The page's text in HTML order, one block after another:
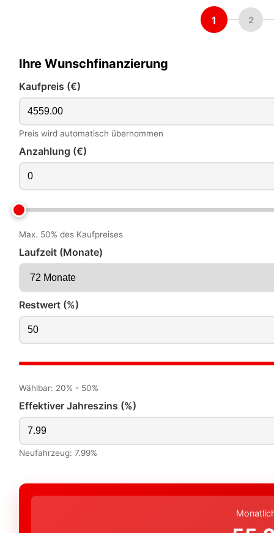
1 2
Ihre Wunschfinanzierung
Kaufpreis (€)
Preis wird automatisch übernommen
Anzahlung (€)
Max. 50% des Kaufpreises
Laufzeit (Monate)
Restwert (%)
Wählbar: 20% - 50%
Effektiver Jahreszins (%)
Neufahrzeug: 7.99%